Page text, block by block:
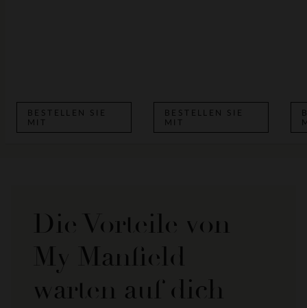
BESTELLEN SIE
MIT
BESTELLEN SIE
MIT
Die Vorteile von
My Manfield
warten auf dich